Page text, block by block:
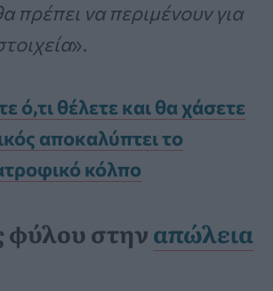
πρέπει να περιμένουν για
».
ό,τι θέλετε και θα χάσετε
αποκαλύπτει το
κόλπο
φύλου στηναπώλεια